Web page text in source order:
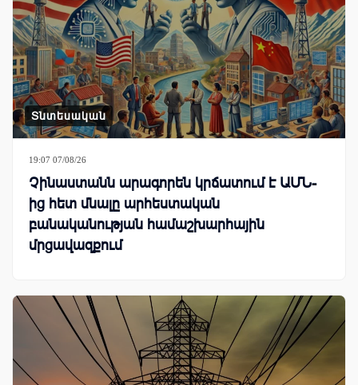
Տնտեսական
19:07 07/08/26
Չինաստանն արագորեն կրճատում է ԱՄՆ-
ից հետ մնալը արհեստական
բանականության համաշխարհային
մրցավազքում